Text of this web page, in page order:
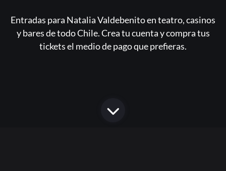
Entradas para Natalia Valdebenito en teatro, casinos
y bares de todo Chile. Crea tu cuenta y compra tus
tickets el medio de pago que prefieras.